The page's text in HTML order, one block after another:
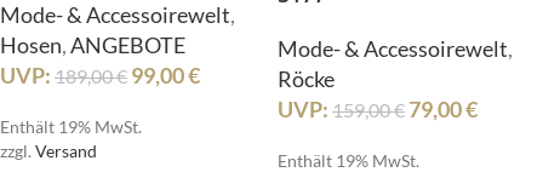
Mode- & Accessoirewelt,
Hosen,ANGEBOTE
UVP: 189,00€ 99,00€
Enthält 19% MwSt.
zzgl. Versand
Mode- & Accessoirewelt,
Röcke
UVP: 159,00€ 79,00€
Enthält 19% MwSt.